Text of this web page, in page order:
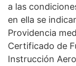
a las
en ella se
Providencia
Certificado de
Instrucción